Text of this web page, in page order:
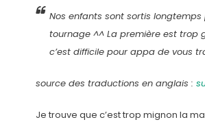
Nos enfants sont sortis longtemps
tournage ^^ La première est trop
c’est difficile pour appa de vous
source des traductions en anglais :
Je trouve que c’est trop mignon la